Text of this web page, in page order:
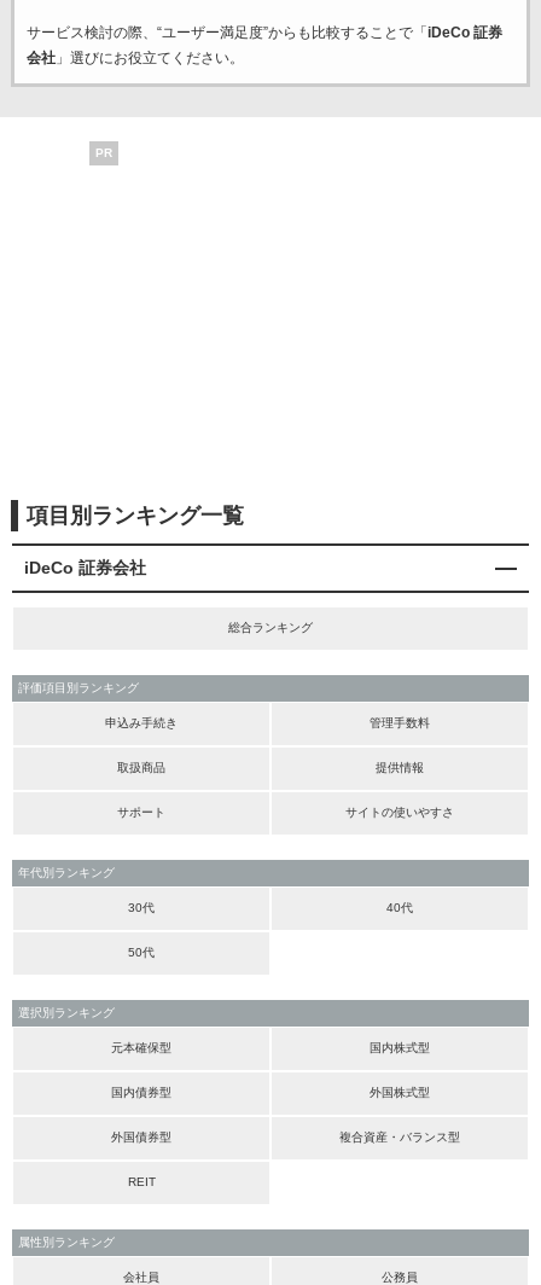
サービス検討の際、“ユーザー満足度”からも比較することで「 iDeCo 証券
会社」選びにお役立てください。
PR
項目別ランキング一覧
iDeCo 証券会社
総合ランキング
評価項目別ランキング
申込み手続き 管理手数料
取扱商品 提供情報
サポート サイトの使いやすさ
年代別ランキング
30代 40代
50代
選択別ランキング
元本確保型 国内株式型
国内債券型 外国株式型
外国債券型 複合資産・バランス型
REIT
属性別ランキング
会社員 公務員